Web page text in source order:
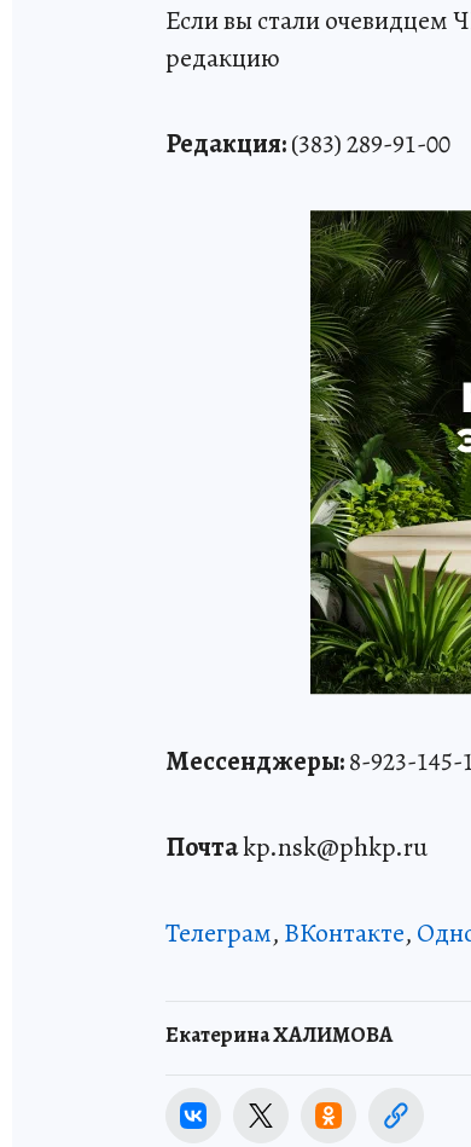
Если вы стали очевидцем
редакцию
Редакция:(383) 289-91-00
Мессенджеры:8-923-145-
Почтаkp.nsk@phkp.ru
Телеграм, ВКонтакте,
Екатерина ХАЛИМОВА